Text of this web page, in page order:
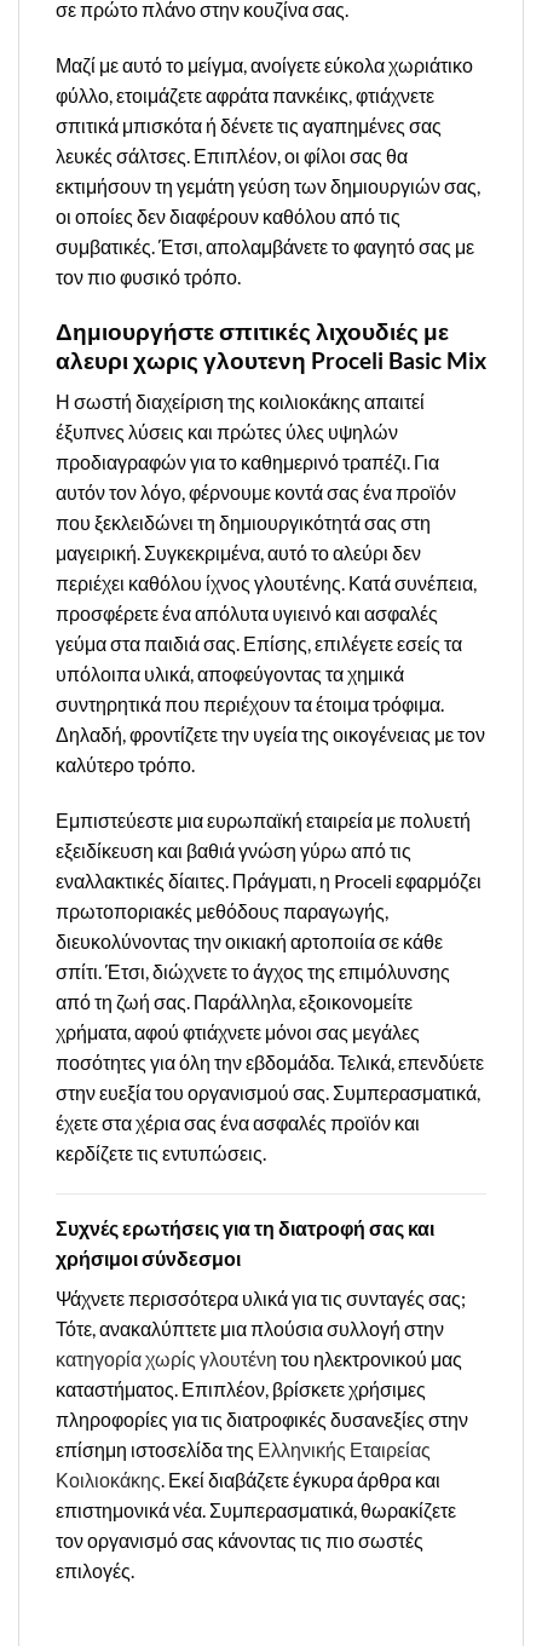
σε πρώτο πλάνο στην κουζίνα σας.
Μαζί με αυτό το μείγμα, ανοίγετε εύκολα χωριάτικο
φύλλο, ετοιμάζετε αφράτα πανκέικς, φτιάχνετε
σπιτικά μπισκότα ή δένετε τις αγαπημένες σας
λευκές σάλτσες. Επιπλέον, οι φίλοι σας θα
εκτιμήσουν τη γεμάτη γεύση των δημιουργιών σας,
οι οποίες δεν διαφέρουν καθόλου από τις
συμβατικές. Έτσι, απολαμβάνετε το φαγητό σας με
τον πιο φυσικό τρόπο.
Δημιουργήστε σπιτικές λιχουδιές με
αλευρι χωρις γλουτενη Proceli Basic Mix
Η σωστή διαχείριση της κοιλιοκάκης απαιτεί
έξυπνες λύσεις και πρώτες ύλες υψηλών
προδιαγραφών για το καθημερινό τραπέζι. Για
αυτόν τον λόγο, φέρνουμε κοντά σας ένα προϊόν
που ξεκλειδώνει τη δημιουργικότητά σας στη
μαγειρική. Συγκεκριμένα, αυτό το αλεύρι δεν
περιέχει καθόλου ίχνος γλουτένης. Κατά συνέπεια,
προσφέρετε ένα απόλυτα υγιεινό και ασφαλές
γεύμα στα παιδιά σας. Επίσης, επιλέγετε εσείς τα
υπόλοιπα υλικά, αποφεύγοντας τα χημικά
συντηρητικά που περιέχουν τα έτοιμα τρόφιμα.
Δηλαδή, φροντίζετε την υγεία της οικογένειας με τον
καλύτερο τρόπο.
Εμπιστεύεστε μια ευρωπαϊκή εταιρεία με πολυετή
εξειδίκευση και βαθιά γνώση γύρω από τις
εναλλακτικές δίαιτες. Πράγματι, η Proceli εφαρμόζει
πρωτοποριακές μεθόδους παραγωγής,
διευκολύνοντας την οικιακή αρτοποιία σε κάθε
σπίτι. Έτσι, διώχνετε το άγχος της επιμόλυνσης
από τη ζωή σας. Παράλληλα, εξοικονομείτε
χρήματα, αφού φτιάχνετε μόνοι σας μεγάλες
ποσότητες για όλη την εβδομάδα. Τελικά, επενδύετε
στην ευεξία του οργανισμού σας. Συμπερασματικά,
έχετε στα χέρια σας ένα ασφαλές προϊόν και
κερδίζετε τις εντυπώσεις.
Συχνές ερωτήσεις για τη διατροφή σας και
χρήσιμοι σύνδεσμοι
Ψάχνετε περισσότερα υλικά για τις συνταγές σας;
Τότε, ανακαλύπτετε μια πλούσια συλλογή στην
κατηγορία χωρίς γλουτένη του ηλεκτρονικού μας
καταστήματος. Επιπλέον, βρίσκετε χρήσιμες
πληροφορίες για τις διατροφικές δυσανεξίες στην
επίσημη ιστοσελίδα της Ελληνικής Εταιρείας
Κοιλιοκάκης . Εκεί διαβάζετε έγκυρα άρθρα και
επιστημονικά νέα. Συμπερασματικά, θωρακίζετε
τον οργανισμό σας κάνοντας τις πιο σωστές
επιλογές.